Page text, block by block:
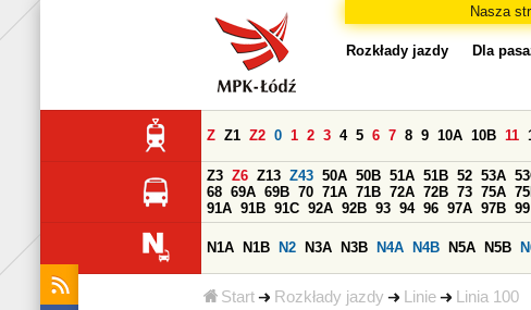
Nasza
Start Rozkłady jazdy Linie Linia 100
Rozkłady jazdy Dla
Z Z1 Z2 0 1 2 3 4 5 6 7 8 9 10A 10B 11
Z3 Z6 Z13 Z43 50A 50B 51A 51B 52 53A
68 69A 69B 70 71A 71B 72A 72B 73 75A
91A 91B 91C 92A 92B 93 94 96 97A 97B 99
N1A N1B N2 N3A N3B N4A N4B N5A N5B